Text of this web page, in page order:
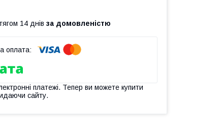
14 днів за домовленістю
платежі. Тепер ви можете купити
сайту.